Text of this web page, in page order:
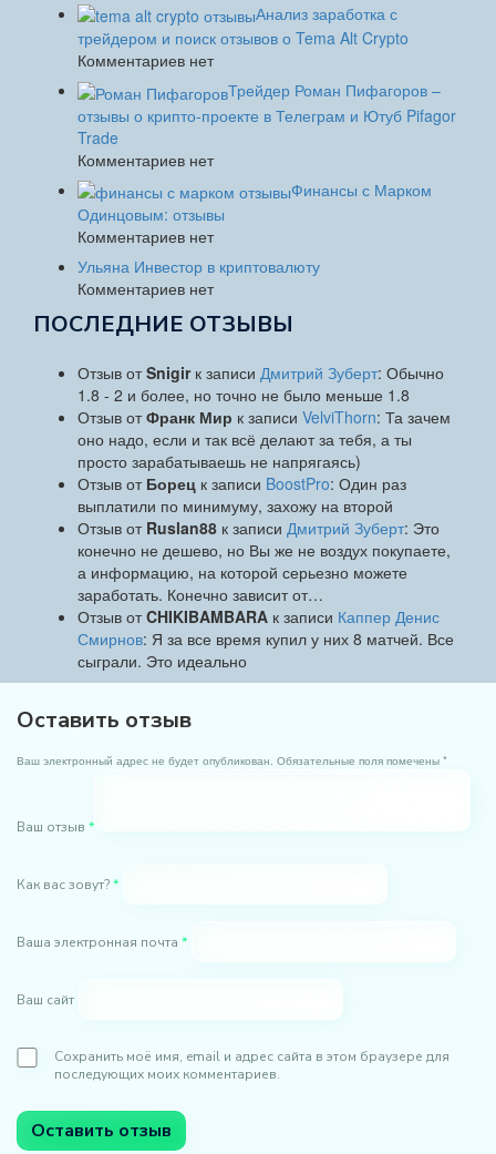
Анализ заработка с
трейдером и поиск отзывов о Tema Alt Crypto
Комментариев нет
Трейдер Роман Пифагоров –
отзывы о крипто-проекте в Телеграм и Ютуб Pifagor
Trade
Комментариев нет
Финансы с Марком
Одинцовым: отзывы
Комментариев нет
Ульяна Инвестор в криптовалюту
Комментариев нет
ПОСЛЕДНИЕ ОТЗЫВЫ
Отзыв отSnigirк записи Дмитрий Зуберт: Обычно
1.8 - 2 и более, но точно не было меньше 1.8
Отзыв отФранк Мир к записи VelviThorn: Та зачем
оно надо, если и так всё делают за тебя, а ты
просто зарабатываешь не напрягаясь)
Отзыв от Борец к записи BoostPro: Один раз
выплатили по минимуму, захожу на второй
Отзыв от Ruslan88 к записи Дмитрий Зуберт: Это
конечно не дешево, но Вы же не воздух покупаете,
а информацию, на которой серьезно можете
заработать. Конечно зависит от…
Отзыв отCHIKIBAMBARA к записи Каппер Денис
Смирнов: Я за все время купил у них 8 матчей. Все
сыграли. Это идеально
Оставить отзыв
Ваш электронный адрес не будет опубликован. Обязательные поля помечены *
Ваш отзыв *
Как вас зовут?*
Ваша электронная почта *
Ваш сайт
Сохранить моё имя, email и адрес сайта в этом браузере для
последующих моих комментариев.